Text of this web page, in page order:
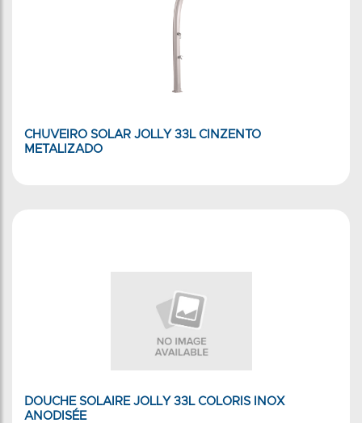
CHUVEIRO SOLAR JOLLY 33L CINZENTO
METALIZADO
DOUCHE SOLAIRE JOLLY 33L COLORIS INOX
ANODISÉE